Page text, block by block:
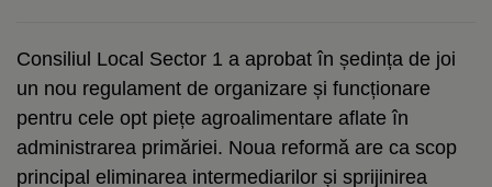
Consiliul Local Sector 1 a aprobat în ședința de joi
un nou regulament de organizare și funcționare
pentru cele opt piețe agroalimentare aflate în
administrarea primăriei. Noua reformă are ca scop
principal eliminarea intermediarilor și sprijinirea